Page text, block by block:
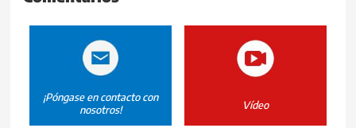
¡Póngase en contacto con
nosotros!
Vídeo